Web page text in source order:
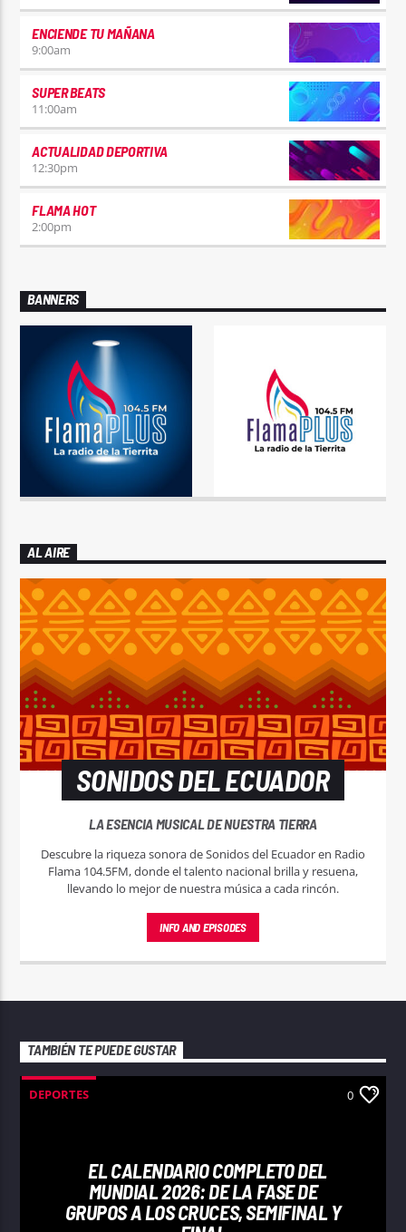
ENCIENDE TU MAÑANA
9:00am
SUPER BEATS
11:00am
ACTUALIDAD DEPORTIVA
12:30pm
FLAMA HOT
2:00pm
BANNERS
AL AIRE
SONIDOS DEL ECUADOR
LA ESENCIA MUSICAL DE NUESTRA TIERRA
Descubre la riqueza sonora de Sonidos del Ecuador en Radio
Flama 104.5FM, donde el talento nacional brilla y resuena,
llevando lo mejor de nuestra música a cada rincón.
INFO AND EPISODES
TAMBIÉN TE PUEDE GUSTAR
DEPORTES 0
EL CALENDARIO COMPLETO DEL
MUNDIAL 2026: DE LA FASE DE
GRUPOS A LOS CRUCES, SEMIFINAL Y